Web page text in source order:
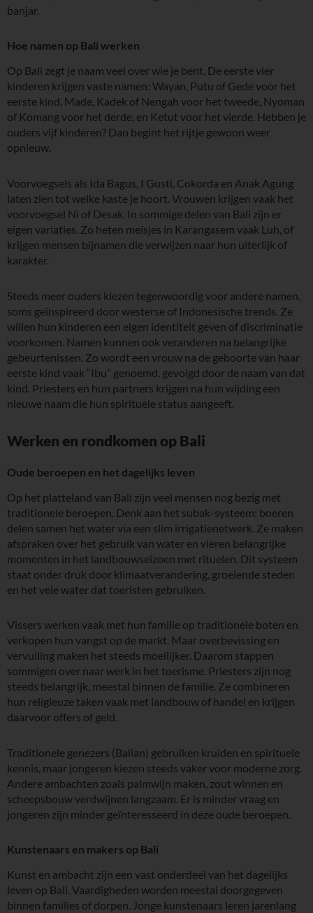
banjar.
Hoe namen op Bali werken
Op Bali zegt je naam veel over wie je bent. De eerste vier
kinderen krijgen vaste namen: Wayan, Putu of Gede voor het
eerste kind, Made, Kadek of Nengah voor het tweede, Nyoman
of Komang voor het derde, en Ketut voor het vierde. Hebben je
ouders vijf kinderen? Dan begint het rijtje gewoon weer
opnieuw.
Voorvoegsels als Ida Bagus, I Gusti, Cokorda en Anak Agung
laten zien tot welke kaste je hoort. Vrouwen krijgen vaak het
voorvoegsel Ni of Desak. In sommige delen van Bali zijn er
eigen variaties. Zo heten meisjes in Karangasem vaak Luh, of
krijgen mensen bijnamen die verwijzen naar hun uiterlijk of
karakter.
Steeds meer ouders kiezen tegenwoordig voor andere namen,
soms geïnspireerd door westerse of Indonesische trends. Ze
willen hun kinderen een eigen identiteit geven of discriminatie
voorkomen. Namen kunnen ook veranderen na belangrijke
gebeurtenissen. Zo wordt een vrouw na de geboorte van haar
eerste kind vaak “Ibu” genoemd, gevolgd door de naam van dat
kind. Priesters en hun partners krijgen na hun wijding een
nieuwe naam die hun spirituele status aangeeft.
Werken en rondkomen op Bali
Oude beroepen en het dagelijks leven
Op het platteland van Bali zijn veel mensen nog bezig met
traditionele beroepen. Denk aan het subak-systeem: boeren
delen samen het water via een slim irrigatienetwerk. Ze maken
afspraken over het gebruik van water en vieren belangrijke
momenten in het landbouwseizoen met rituelen. Dit systeem
staat onder druk door klimaatverandering, groeiende steden
en het vele water dat toeristen gebruiken.
Vissers werken vaak met hun familie op traditionele boten en
verkopen hun vangst op de markt. Maar overbevissing en
vervuiling maken het steeds moeilijker. Daarom stappen
sommigen over naar werk in het toerisme. Priesters zijn nog
steeds belangrijk, meestal binnen de familie. Ze combineren
hun religieuze taken vaak met landbouw of handel en krijgen
daarvoor offers of geld.
Traditionele genezers (Balian) gebruiken kruiden en spirituele
kennis, maar jongeren kiezen steeds vaker voor moderne zorg.
Andere ambachten zoals palmwijn maken, zout winnen en
scheepsbouw verdwijnen langzaam. Er is minder vraag en
jongeren zijn minder geïnteresseerd in deze oude beroepen.
Kunstenaars en makers op Bali
Kunst en ambacht zijn een vast onderdeel van het dagelijks
leven op Bali. Vaardigheden worden meestal doorgegeven
binnen families of dorpen. Jonge kunstenaars leren jarenlang